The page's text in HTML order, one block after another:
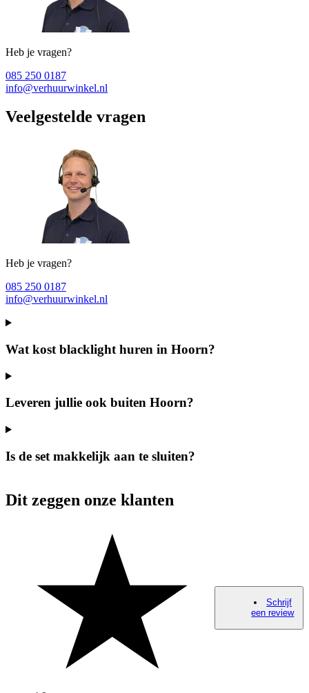
Heb je vragen?
085 250 0187
info@verhuurwinkel.nl
Veelgestelde vragen
Heb je vragen?
085 250 0187
info@verhuurwinkel.nl
Wat kost blacklight huren in Hoorn?
Leveren jullie ook buiten Hoorn?
Is de set makkelijk aan te sluiten?
Dit zeggen onze klanten
Schrijf
een review